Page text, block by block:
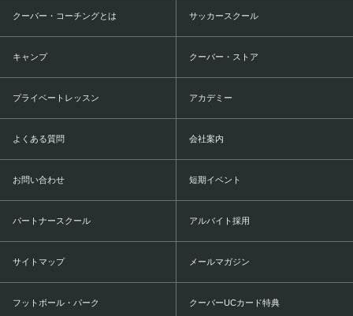
クーバー・コーチングとは サッカースクール
キャンプ クーバー・ストア
プライベートレッスン アカデミー
よくある質問 会社案内
お問い合わせ 短期イベント
パートナースクール アルバイト採用
サイトマップ メールマガジン
フットボール・パーク クーバーUCカード特典